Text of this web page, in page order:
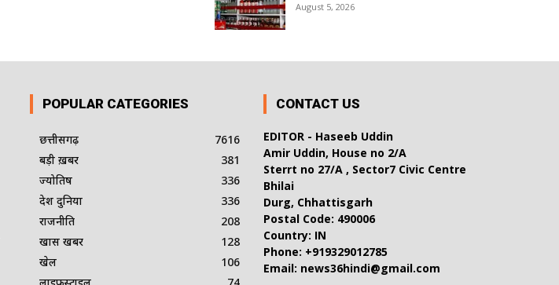
August 5, 2026
POPULAR CATEGORIES
छत्तीसगढ़
7616
बड़ी ख़बर
381
ज्योतिष
336
देश दुनिया
336
राजनीति
208
खास खबर
128
खेल
106
CONTACT US
EDITOR - Haseeb Uddin
Amir Uddin, House no 2/A
Sterrt no 27/A , Sector7 Civic Centre
Bhilai
Durg, Chhattisgarh
Postal Code: 490006
Country: IN
Phone: +919329012785
Email: news36hindi@gmail.com